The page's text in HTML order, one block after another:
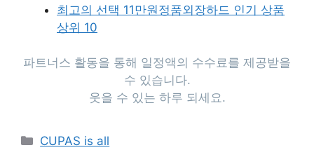
최고의 선택 11만원정품외장하드 인기 상품
상위 10
파트너스 활동을 통해 일정액의 수수료를 제공받을
수 있습니다.
웃을 수 있는 하루 되세요.
Categories
CUPAS is all